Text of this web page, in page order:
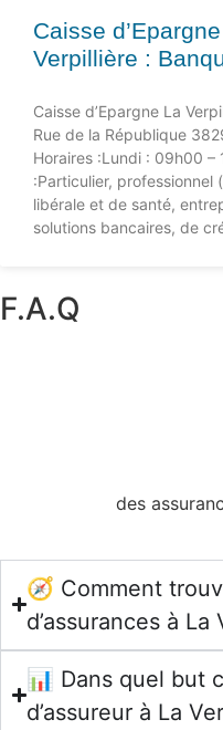
Caisse
Verpillière :
Caisse d’Epargne La
Rue de la République
Horaires :Lundi : 09h00
:Particulier, professionnel
libérale et de santé,
solutions bancaires, de
F.A.Q
des
🧭 Comment
d’assurances à La
📊 Dans quel but
d’assureur à La